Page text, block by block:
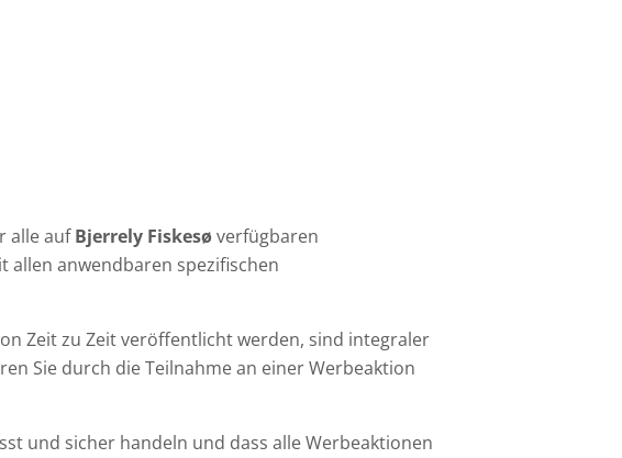
alle aufBjerrely Fiskesøverfügbaren
anwendbaren spezifischen
Zeit zu Zeit veröffentlicht werden, sind integraler
Sie durch die Teilnahme an einer Werbeaktion
und sicher handeln und dass alle Werbeaktionen